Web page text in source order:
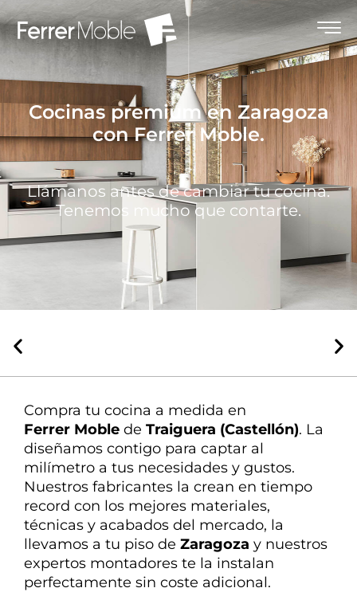
Cocinas premium en Zaragoza
con Ferrer Moble.
Llámanos antes de cambiar tu cocina.
Tenemos mucho que contarte.
La mejor atención
decoración te ayuda en todo
Compra tu cocina a medida en
Ferrer Moble de Traiguera (Castellón). La
diseñamos contigo para captar al
milímetro a tus necesidades y gustos.
Nuestros fabricantes la crean en tiempo
record con los mejores materiales,
técnicas y acabados del mercado, la
llevamos a tu piso de Zaragoza y nuestros
expertos montadores te la instalan
perfectamente sin coste adicional.